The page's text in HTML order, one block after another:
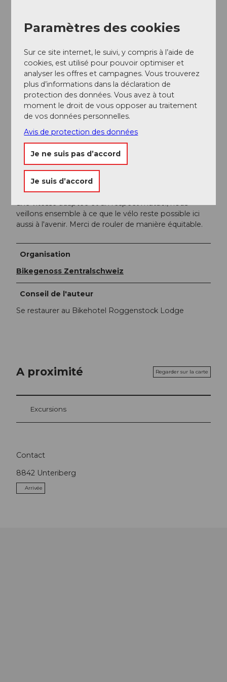
dans le village ainsi qu'à proximité des remontées
mécaniques. Pendant les beaux week-ends, il est
Transports en commun
Tu voyages en train jusqu'à Einsiedeln ou Schwyz et tu
continues ensuite avec le car postal jusqu'à Oberiberg.
Les arrêts de bus du village se trouvent à proximité du
départ de la randonnée et permettent de se rendre
facilement dans la région d'Ybrig.
Informations supplémentaires / Liens
Fairtrail Suisse centrale
En Suisse centrale, nous partageons de nombreux
chemins avec des randonneurs, des familles ou
d'autres utilisateurs de la nature. Avec un salut amical,
une vitesse adaptée et un respect mutuel, nous
veillons ensemble à ce que le vélo reste possible ici
aussi à l'avenir. Merci de rouler de manière équitable.
Organisation
Bikegenoss Zentralschweiz
Conseil de l'auteur
Se restaurer au Bikehotel Roggenstock Lodge
A proximité Regarder sur la carte
Excursions
Contact
8842 Unteriberg
Arrivée
Paramètres des cookies
Sur ce site internet, le suivi, y compris à l’aide de
cookies, est utilisé pour pouvoir optimiser et
analyser les offres et campagnes. Vous trouverez
plus d’informations dans la déclaration de
protection des données. Vous avez à tout
moment le droit de vous opposer au traitement
de vos données personnelles.
Avis de protection des données
Je ne suis pas d’accord
Je suis d’accord